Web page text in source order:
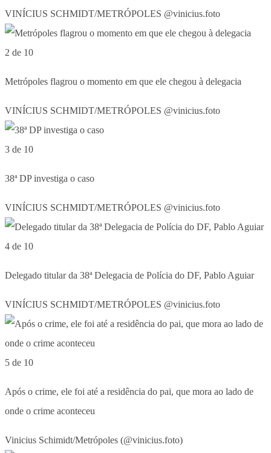
VINÍCIUS SCHMIDT/METRÓPOLES @vinicius.foto
2 de 10
Metrópoles flagrou o momento em que ele chegou à delegacia
VINÍCIUS SCHMIDT/METRÓPOLES @vinicius.foto
3 de 10
38ª DP investiga o caso
VINÍCIUS SCHMIDT/METRÓPOLES @vinicius.foto
4 de 10
Delegado titular da 38ª Delegacia de Polícia do DF, Pablo Aguiar
VINÍCIUS SCHMIDT/METRÓPOLES @vinicius.foto
5 de 10
Após o crime, ele foi até a residência do pai, que mora ao lado de
onde o crime aconteceu
Vinicius Schimidt/Metrópoles (@vinicius.foto)